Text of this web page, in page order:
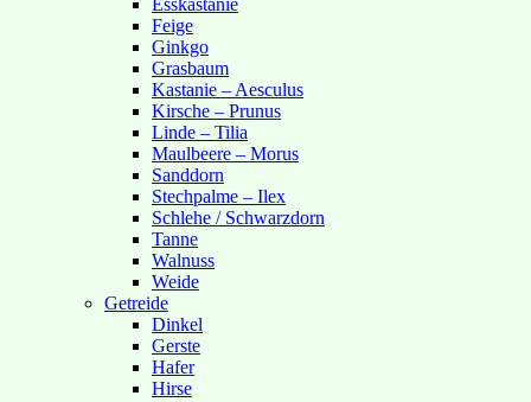
Esskastanie
Feige
Ginkgo
Grasbaum
Kastanie – Aesculus
Kirsche – Prunus
Linde – Tilia
Maulbeere – Morus
Sanddorn
Stechpalme – Ilex
Schlehe / Schwarzdorn
Tanne
Walnuss
Weide
Getreide
Dinkel
Gerste
Hafer
Hirse